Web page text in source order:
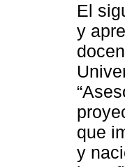
El
y
que
y